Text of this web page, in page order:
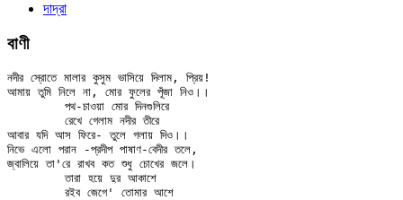
দাদ্‌রা
বাণী
নদীর স্রোতে মালার কুসুম ভাসিয়ে দিলাম, প্রিয়!
আমায় তুমি নিলে না, মোর ফুলের পূঁজা নিও।।
আবার যদি আস ফিরে- তুলে গলায় দিও।।
নিভে এলো পরান -প্রদীপ পাষাণ-বেদীর তলে,
জ্বালিয়ে তা'রে রাখব কত শুধু চোখের জলে।
	তারা হয়ে দুর আকাশে